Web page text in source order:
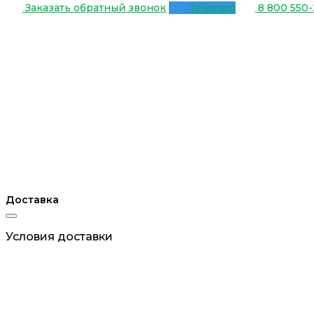
Заказать обратный звонок Telegram 8 800
Доставка
Условия доставки